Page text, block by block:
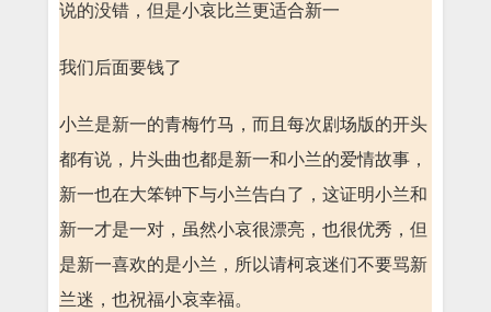
说的没错，但是小哀比兰更适合新一
我们后面要钱了
小兰是新一的青梅竹马，而且每次剧场版的开头
都有说，片头曲也都是新一和小兰的爱情故事，
新一也在大笨钟下与小兰告白了，这证明小兰和
新一才是一对，虽然小哀很漂亮，也很优秀，但
是新一喜欢的是小兰，所以请柯哀迷们不要骂新
兰迷，也祝福小哀幸福。